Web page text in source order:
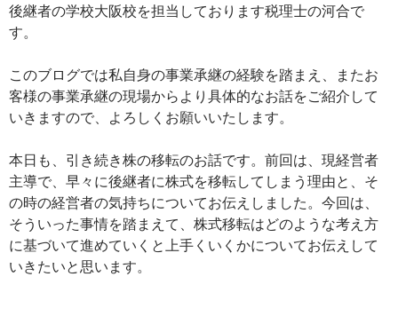
後継者の学校大阪校を担当しております税理士の河合で
す。
このブログでは私自身の事業承継の経験を踏まえ、またお
客様の事業承継の現場からより具体的なお話をご紹介して
いきますので、よろしくお願いいたします。
本日も、引き続き株の移転のお話です。前回は、現経営者
主導で、早々に後継者に株式を移転してしまう理由と、そ
の時の経営者の気持ちについてお伝えしました。今回は、
そういった事情を踏まえて、株式移転はどのような考え方
に基づいて進めていくと上手くいくかについてお伝えして
いきたいと思います。